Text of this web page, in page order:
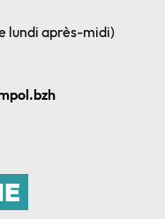
lundi après-midi)